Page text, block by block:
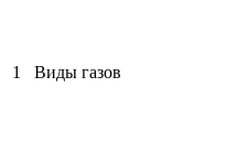
1 Виды газов